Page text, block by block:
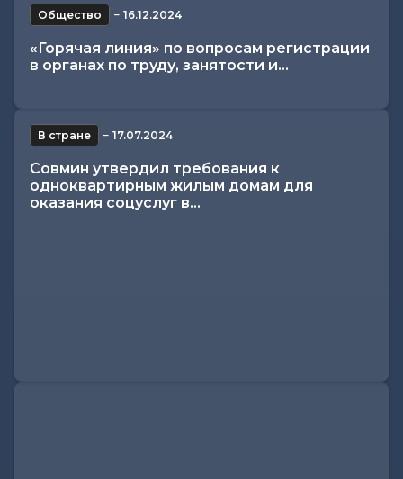
Общество − 16.12.2024
«Горячая линия» по вопросам регистрации
в органах по труду, занятости и...
В стране − 17.07.2024
Совмин утвердил требования к
одноквартирным жилым домам для
оказания соцуслуг в...